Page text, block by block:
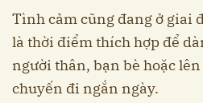
Tình cảm cũng đang ở giai
là thời điểm thích hợp để
người thân, bạn bè hoặc
chuyến đi ngắn ngày.